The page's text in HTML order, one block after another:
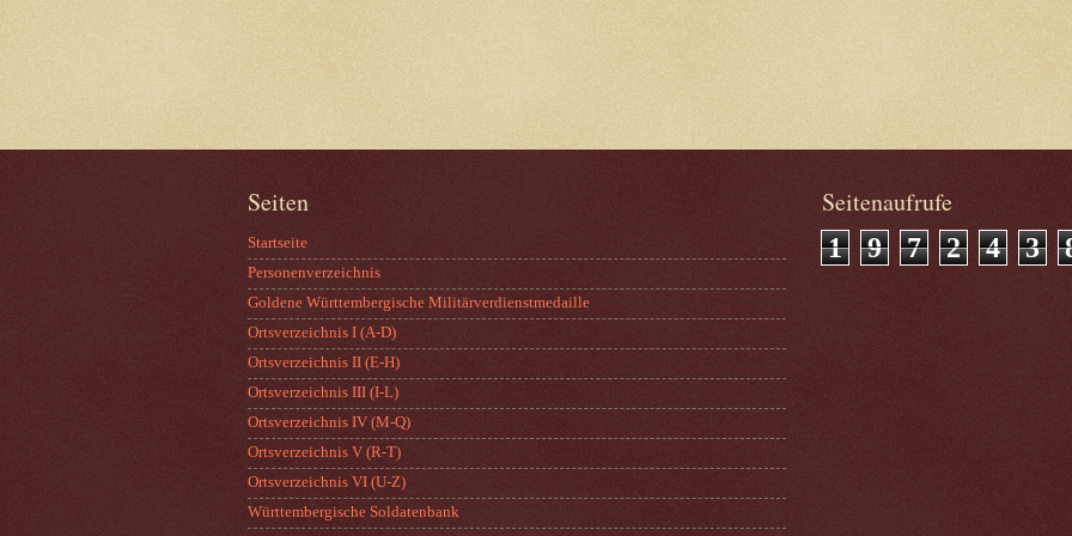
Seiten
Startseite
Personenverzeichnis
Goldene Württembergische Militärverdienstmedaille
Ortsverzeichnis I (A-D)
Ortsverzeichnis II (E-H)
Ortsverzeichnis III (I-L)
Ortsverzeichnis IV (M-Q)
Ortsverzeichnis V (R-T)
Ortsverzeichnis VI (U-Z)
Württembergische Soldatenbank
Seitenaufrufe
1 9 7 2 4 3